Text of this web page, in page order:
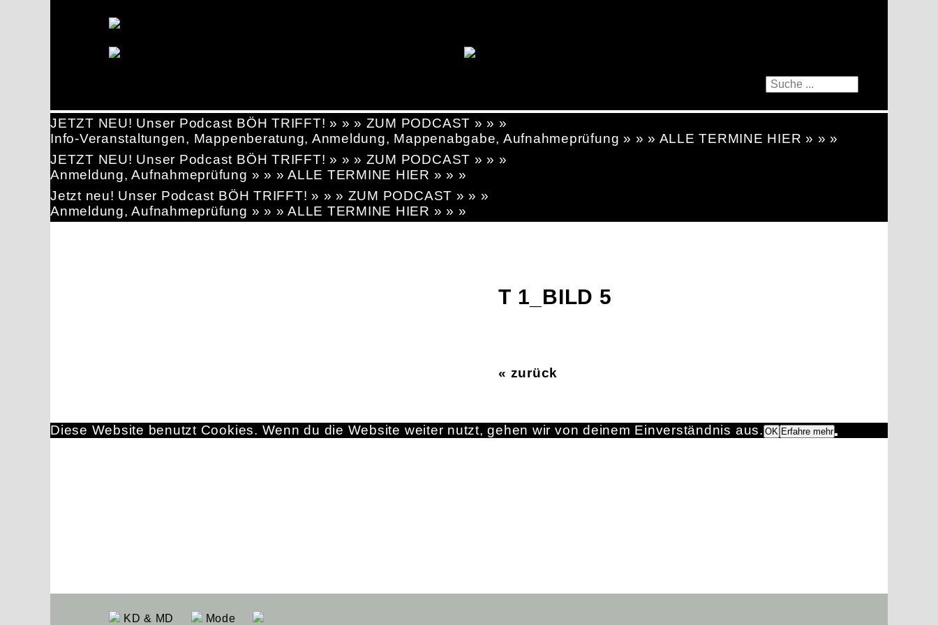
JETZT NEU! Unser Podcast BÖH TRIFFT! » » » ZUM PODCAST » » »
Info-Veranstaltungen, Mappenberatung, Anmeldung, Mappenabgabe, Aufnahmeprüfung » » » ALLE TERMINE HIER » » »
JETZT NEU! Unser Podcast BÖH TRIFFT! » » » ZUM PODCAST » » »
Anmeldung, Aufnahmeprüfung » » » ALLE TERMINE HIER » » »
Jetzt neu! Unser Podcast BÖH TRIFFT! » » » ZUM PODCAST » » »
Anmeldung, Aufnahmeprüfung » » » ALLE TERMINE HIER » » »
T 1_BILD 5
« zurück
KD & MD Mode
Diese Website benutzt Cookies. Wenn du die Website weiter nutzt, gehen wir von deinem Einverständnis aus. OK Erfahre mehr